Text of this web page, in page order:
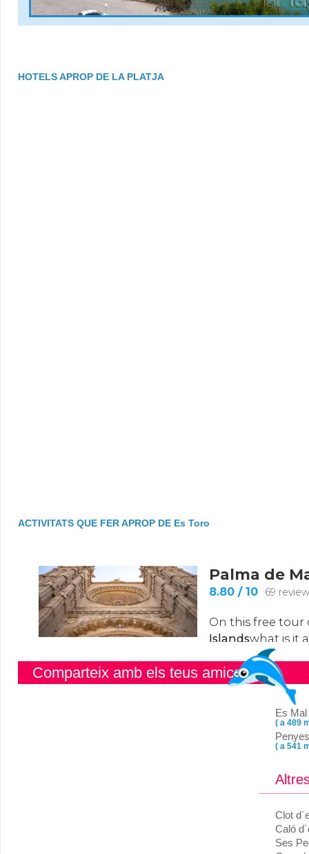
HOTELS APROP DE LA PLATJA
ACTIVITATS QUE FER APROP DE Es Toro
Comparteix amb els teus amics
Es
( a 489
( a 541
Clot
Caló
Ses